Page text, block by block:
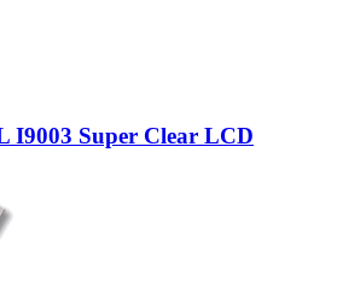
I9003 Super Clear LCD